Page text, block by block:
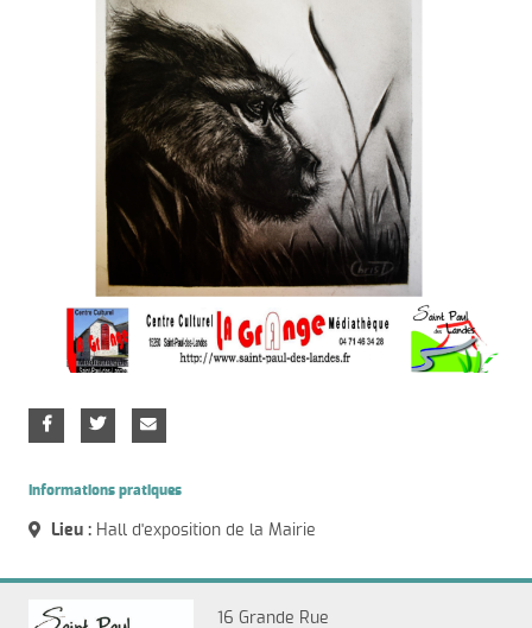
Informations pratiques
Lieu : Hall d'exposition de la Mairie
16 Grande Rue